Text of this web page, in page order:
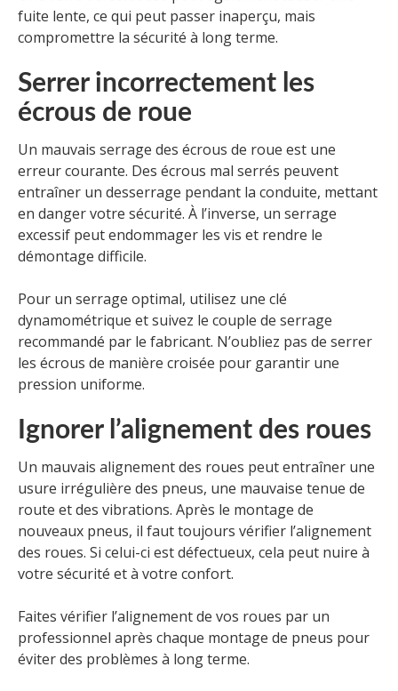
fuite lente, ce qui peut passer inaperçu, mais
compromettre la sécurité à long terme.
Serrer incorrectement les
écrous de roue
Un mauvais serrage des écrous de roue est une
erreur courante. Des écrous mal serrés peuvent
entraîner un desserrage pendant la conduite, mettant
en danger votre sécurité. À l’inverse, un serrage
excessif peut endommager les vis et rendre le
démontage difficile.
Pour un serrage optimal, utilisez une clé
dynamométrique et suivez le couple de serrage
recommandé par le fabricant. N’oubliez pas de serrer
les écrous de manière croisée pour garantir une
pression uniforme.
Ignorer l’alignement des roues
Un mauvais alignement des roues peut entraîner une
usure irrégulière des pneus, une mauvaise tenue de
route et des vibrations. Après le montage de
nouveaux pneus, il faut toujours vérifier l’alignement
des roues. Si celui-ci est défectueux, cela peut nuire à
votre sécurité et à votre confort.
Faites vérifier l’alignement de vos roues par un
professionnel après chaque montage de pneus pour
éviter des problèmes à long terme.